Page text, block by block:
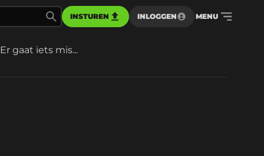
INSTUREN INLOGGEN MENU
Er gaat iets mis...